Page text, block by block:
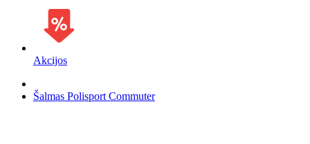
Akcijos
Šalmas Polisport Commuter